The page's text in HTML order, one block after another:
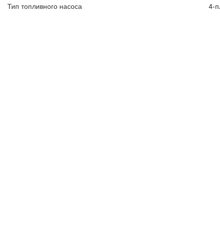
Тип топливного насоса
4-